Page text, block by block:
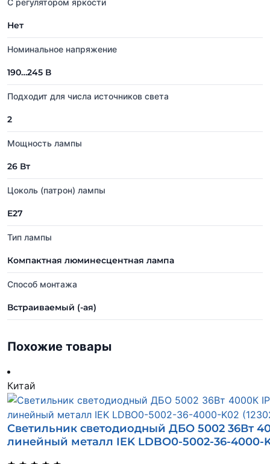
С регулятором яркости
Нет
Номинальное напряжение
190…245 В
Подходит для числа источников света
2
Мощность лампы
26 Вт
Цоколь (патрон) лампы
E27
Тип лампы
Компактная люминесцентная лампа
Способ монтажа
Встраиваемый (-ая)
Похожие товары
Китай
Светильник светодиодный ДБО 5002 36Вт
линейный металл IEK LDBO0-5002-36-4000-